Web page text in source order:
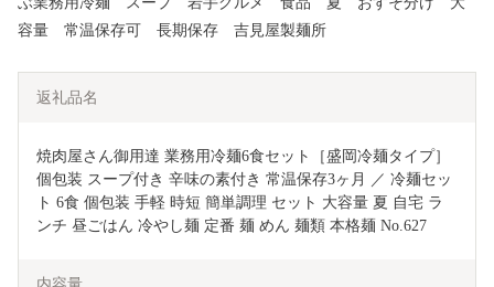
容量 常温保存可 長期保存 吉見屋製麺所
返礼品名
焼肉屋さん御用達 業務用冷麺6食セット［盛岡冷麺タイプ］
個包装 スープ付き 辛味の素付き 常温保存3ヶ月 ／ 冷麺セッ
ト 6食 個包装 手軽 時短 簡単調理 セット 大容量 夏 自宅 ラ
ンチ 昼ごはん 冷やし麺 定番 麺 めん 麺類 本格麺 No.627